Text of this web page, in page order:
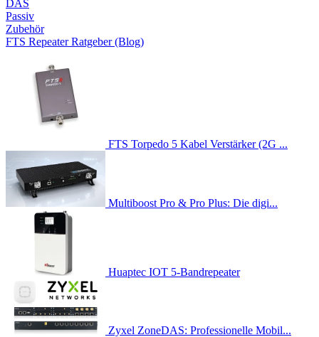
DAS
Passiv
Zubehör
FTS Repeater Ratgeber (Blog)
FTS Torpedo 5 Kabel Verstärker (2G ...
Multiboost Pro & Pro Plus: Die digi...
Huaptec IOT 5-Bandrepeater
Zyxel ZoneDAS: Professionelle Mobil...